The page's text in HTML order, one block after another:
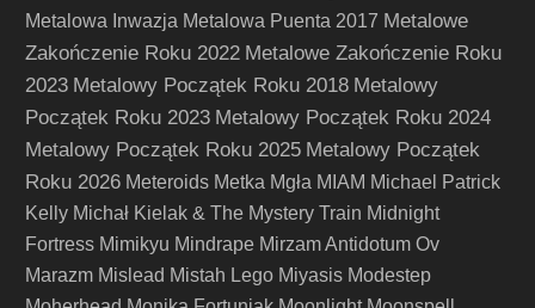
Metalowa Inwazja Metalowa Puenta 2017 Metalowe
Zakończenie Roku 2022 Metalowe Zakończenie Roku
2023 Metalowy Początek Roku 2018 Metalowy
Początek Roku 2023 Metalowy Początek Roku 2024
Metalowy Początek Roku 2025 Metalowy Początek
Roku 2026 Meteroids Metka Mgła MIAM Michael Patrick
Kelly Michał Kielak & The Mystery Train Midnight
Fortress Mimikyu Mindrape Mirzam Antidotum Ov
Marazm Mislead Mistah Lego Miyasis Modestep